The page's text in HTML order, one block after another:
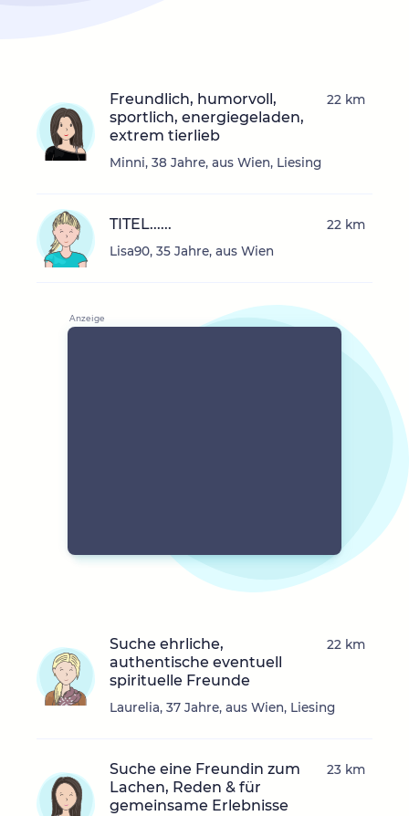
Freundlich, humorvoll,
sportlich, energiegeladen,
extrem tierlieb
Minni, 38 Jahre, aus Wien, Liesing
22 km
TITEL......
Lisa90, 35 Jahre, aus Wien
22 km
Suche ehrliche,
authentische eventuell
spirituelle Freunde
Laurelia, 37 Jahre, aus Wien, Liesing
22 km
Suche eine Freundin zum
Lachen, Reden & für
gemeinsame Erlebnisse
23 km